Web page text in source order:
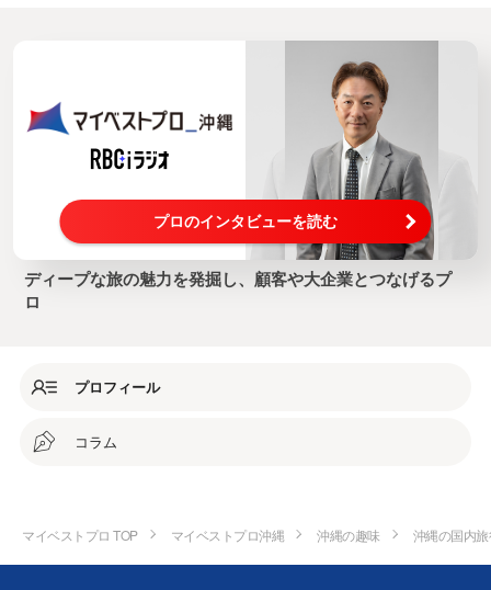
プロのインタビューを読む
ディープな旅の魅力を発掘し、顧客や大企業とつなげるプ
ロ
プロフィール
コラム
マイベストプロ TOP マイベストプロ沖縄 沖縄の趣味 沖縄の国内